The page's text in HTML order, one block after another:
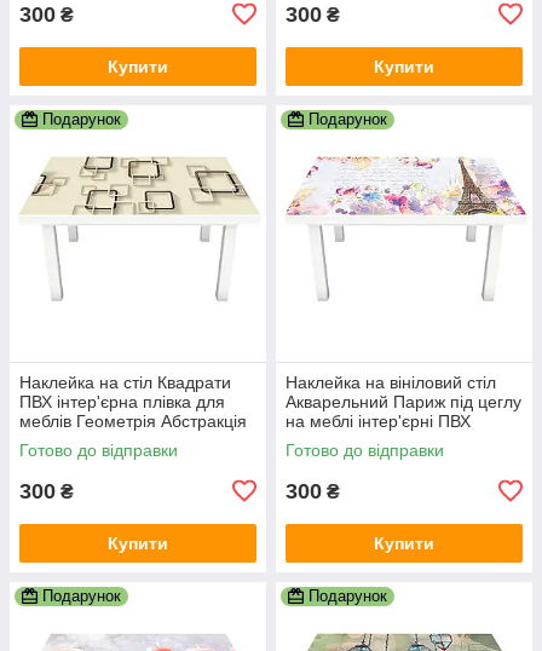
300 ₴
Купити
300 ₴
Купити
Подарунок
Наклейка на стіл Квадрати
ПВХ інтер'єрна плівка для
меблів Геометрія Абстракція
Бежевий 600х1200 мм
Готово до відправки
300 ₴
Купити
Подарунок
Наклейка на вініловий стіл
Акварельний Париж під цеглу
на меблі інтер'єрні ПВХ
плівка білий 600х1200 мм
Готово до відправки
300 ₴
Купити
Подарунок Подарунок